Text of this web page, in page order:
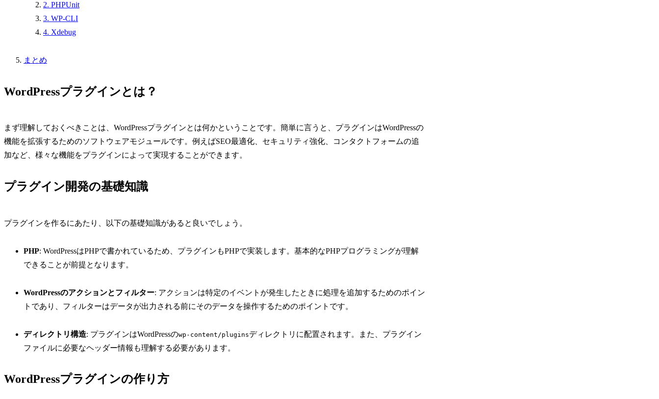
2. PHPUnit
3. WP-CLI
4. Xdebug
まとめ
WordPressプラグインとは？
まず理解しておくべきことは、WordPressプラグインとは何かということです。簡単に言うと、プラグインはWordPressの
機能を拡張するためのソフトウェアモジュールです。例えばSEO最適化、セキュリティ強化、コンタクトフォームの追
加など、様々な機能をプラグインによって実現することができます。
プラグイン開発の基礎知識
プラグインを作るにあたり、以下の基礎知識があると良いでしょう。
PHP: WordPressはPHPで書かれているため、プラグインもPHPで実装します。基本的なPHPプログラミングが理解
できることが前提となります。
WordPressのアクションとフィルター: アクションは特定のイベントが発生したときに処理を追加するためのポイン
トであり、フィルターはデータが出力される前にそのデータを操作するためのポイントです。
ディレクトリ構造: プラグインはWordPressのwp-content/pluginsディレクトリに配置されます。また、プラグイン
ファイルに必要なヘッダー情報も理解する必要があります。
WordPressプラグインの作り方